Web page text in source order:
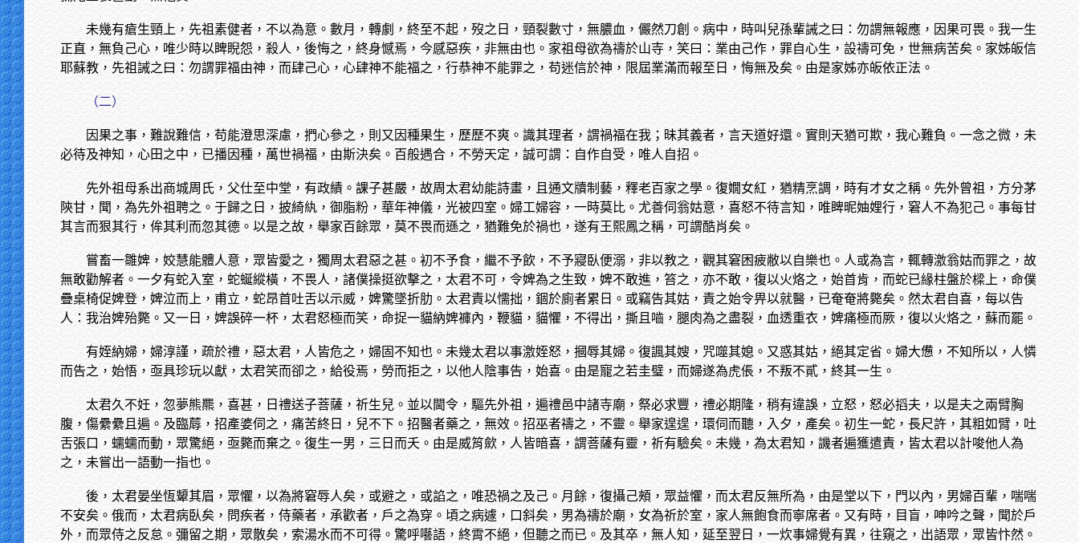
未幾有瘡生頸上，先祖素健者，不以為意。數月，轉劇，終至不起，歿之日，頸裂數寸，無膿血，儼然刀創。病中，時叫兒孫輩誡之曰：勿謂無報應，因果可畏。我一生
正直，無負己心，唯少時以睥睨怨，殺人，後悔之，終身憾焉，今感惡疾，非無由也。家祖母欲為禱於山寺，笑曰：業由己作，罪自心生，設禱可免，世無病苦矣。家姊皈信
耶蘇教，先祖誡之曰：勿謂罪福由神，而肆己心，心肆神不能福之，行恭神不能罪之，苟迷信於神，限屆業滿而報至日，悔無及矣。由是家姊亦皈依正法。
（二）
因果之事，難說難信，苟能澄思深慮，捫心參之，則又因種果生，歷歷不爽。識其理者，謂禍福在我；昧其義者，言天道好還。實則天猶可欺，我心難負。一念之微，未
必待及神知，心田之中，已播因種，萬世禍福，由斯決矣。百般遇合，不勞天定，誠可謂：自作自受，唯人自招。
先外祖母系出商城周氏，父仕至中堂，有政績。課子甚嚴，故周太君幼能詩畫，且通文牘制藝，釋老百家之學。復嫺女紅，猶精烹調，時有才女之稱。先外曾祖，方分茅
陝甘，聞，為先外祖聘之。于歸之日，披綺紈，御脂粉，華年神儀，光被四室。婦工婦容，一時莫比。尤善伺翁姑意，喜怒不待言知，唯睥昵妯娌行，窘人不為犯己。事每甘
其言而狠其行，侔其利而忽其德。以是之故，舉家百餘眾，莫不畏而遜之，猶難免於禍也，遂有王熙鳳之稱，可謂酷肖矣。
嘗畜一雛婢，姣慧能體人意，眾皆愛之，獨周太君惡之甚。初不予食，繼不予飲，不予寢臥便溺，非以教之，觀其窘困疲敝以自樂也。人或為言，輒轉激翁姑而罪之，故
無敢勸解者。一夕有蛇入室，蛇蜒縱橫，不畏人，諸僕操挺欲擊之，太君不可，令婢為之生致，婢不敢進，笞之，亦不敢，復以火烙之，始首肯，而蛇已緣柱盤於樑上，命僕
疊桌椅促婢登，婢泣而上，甫立，蛇昂首吐舌以示威，婢驚墜折肋。太君責以懦拙，錮於廁者累日。或竊告其姑，責之始令畀以就醫，已奄奄將斃矣。然太君自喜，每以告
人：我治婢殆斃。又一日，婢誤碎一杯，太君怒極而笑，命捉一貓納婢褲內，鞭貓，貓懼，不得出，撕且嚙，腿肉為之盡裂，血透重衣，婢痛極而厥，復以火烙之，蘇而罷。
有姪納婦，婦淳謹，疏於禮，惡太君，人皆危之，婦固不知也。未幾太君以事激姪怒，摑辱其婦。復諷其嫂，咒噬其媳。又惑其姑，絕其定省。婦大憊，不知所以，人憐
而告之，始悟，亟具珍玩以獻，太君笑而卻之，給役焉，勞而拒之，以他人陰事告，始喜。由是寵之若圭璧，而婦遂為虎倀，不叛不貳，終其一生。
太君久不妊，忽夢熊羆，喜甚，日禮送子菩薩，祈生兒。並以閫令，驅先外祖，遍禮邑中諸寺廟，祭必求豐，禮必期隆，稍有違誤，立怒，怒必搯夫，以是夫之兩臂胸
腹，傷纍纍且遍。及臨蓐，招產婆伺之，痛苦終日，兒不下。招醫者藥之，無效。招巫者禱之，不靈。舉家遑遑，環伺而聽，入夕，產矣。初生一蛇，長尺許，其粗如臂，吐
舌張口，蠕蠕而動，眾驚絕，亟斃而棄之。復生一男，三日而夭。由是威筲歛，人皆暗喜，謂菩薩有靈，祈有驗矣。未幾，為太君知，譏者遍獲遣責，皆太君以計唆他人為
之，未嘗出一語動一指也。
後，太君晏坐恆顰其眉，眾懼，以為將窘辱人矣，或避之，或諂之，唯恐禍之及己。月餘，復攝己頰，眾益懼，而太君反無所為，由是堂以下，門以內，男婦百輩，喘喘
不安矣。俄而，太君病臥矣，問疾者，侍藥者，承歡者，戶之為穿。頃之病遽，口斜矣，男為禱於廟，女為祈於室，家人無飽食而寧席者。又有時，目盲，呻吟之聲，聞於戶
外，而眾侍之反怠。彌留之期，眾散矣，索湯水而不可得。驚呼囈語，終霄不絕，但聽之而已。及其卒，無人知，延至翌日，一炊事婦覺有異，往窺之，出語眾，眾皆忭然。